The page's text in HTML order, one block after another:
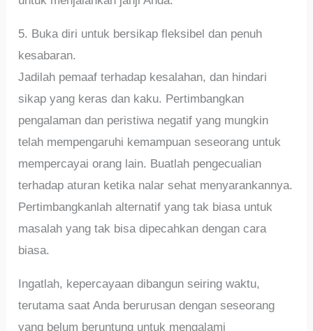
5. Buka diri untuk bersikap fleksibel dan penuh
kesabaran.
Jadilah pemaaf terhadap kesalahan, dan hindari
sikap yang keras dan kaku. Pertimbangkan
pengalaman dan peristiwa negatif yang mungkin
telah mempengaruhi kemampuan seseorang untuk
mempercayai orang lain. Buatlah pengecualian
terhadap aturan ketika nalar sehat menyarankannya.
Pertimbangkanlah alternatif yang tak biasa untuk
masalah yang tak bisa dipecahkan dengan cara
biasa.
Ingatlah, kepercayaan dibangun seiring waktu,
terutama saat Anda berurusan dengan seseorang
yang belum beruntung untuk mengalami